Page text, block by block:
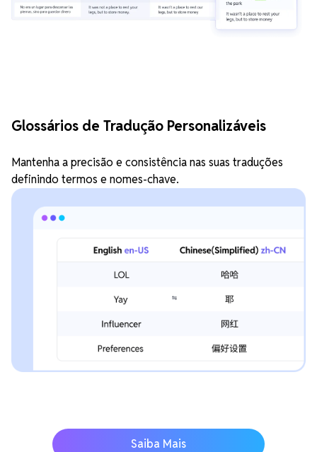
Glossários de Tradução Personalizáveis
Mantenha a precisão e consistência nas suas traduções
definindo termos e nomes-chave.
Saiba Mais